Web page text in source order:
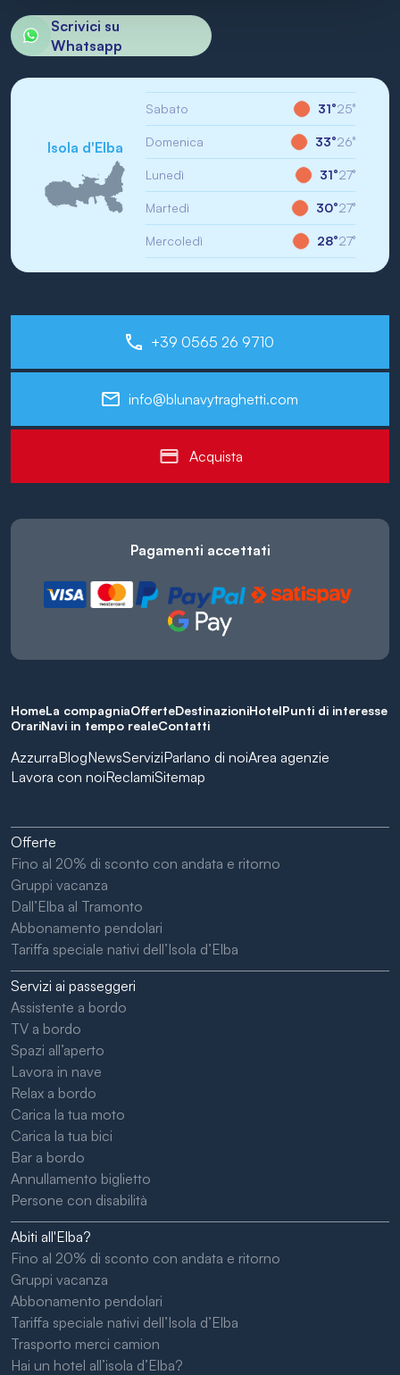
Scrivici su
Whatsapp
Isola d'Elba
Sabato 31°25°
Domenica 33°26°
Lunedì 31°27°
Martedì 30°27°
Mercoledì 28°27°
+39 0565 26 9710
info@blunavytraghetti.com
Acquista
Pagamenti accettati
HomeLa compagniaOfferteDestinazioniHotelPunti di interesse
OrariNavi in tempo realeContatti
AzzurraBlogNewsServiziParlano di noiArea agenzie
Lavora con noiReclamiSitemap
Offerte
Fino al 20% di sconto con andata e ritorno
Gruppi vacanza
Dall’Elba al Tramonto
Abbonamento pendolari
Tariffa speciale nativi dell’Isola d’Elba
Servizi ai passeggeri
Assistente a bordo
TV a bordo
Spazi all’aperto
Lavora in nave
Relax a bordo
Carica la tua moto
Carica la tua bici
Bar a bordo
Annullamento biglietto
Persone con disabilità
Abiti all'Elba?
Fino al 20% di sconto con andata e ritorno
Gruppi vacanza
Abbonamento pendolari
Tariffa speciale nativi dell’Isola d’Elba
Trasporto merci camion
Hai un hotel all’isola d’Elba?